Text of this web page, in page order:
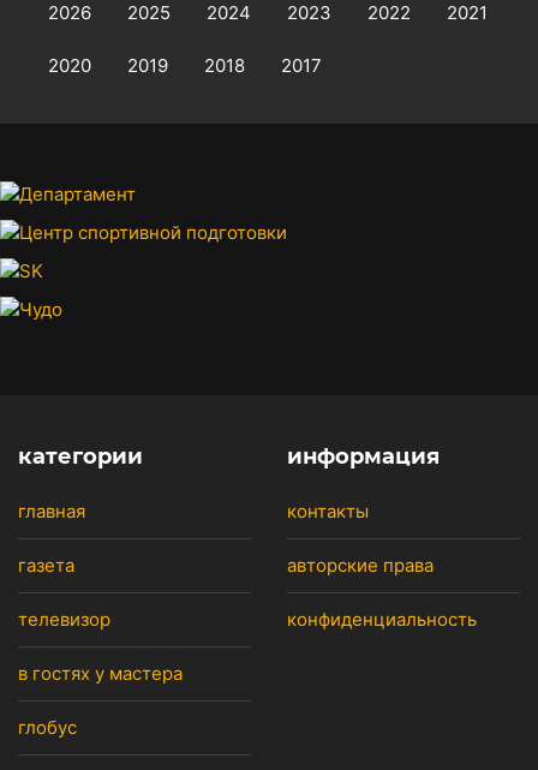
2026 2025 2024 2023 2022 2021
2020 2019 2018 2017
категории
главная
газета
телевизор
в гостях у мастера
глобус
информация
контакты
авторские права
конфиденциальность